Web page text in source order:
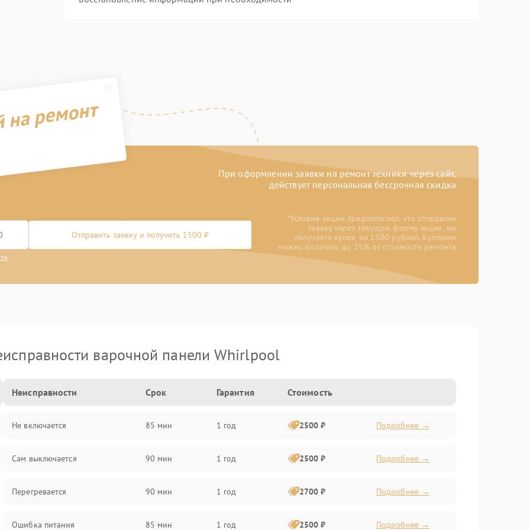
ремонт
При оформлении заявки на ремонт техники через сайт,
действует персональная бессрочная скидка
Отправить заявку и получить 1500 ₽
*Условия акции предполагают, что отправляя
заявку через текущую форму акции, вы
получаете купон на 1500 рублей. Купоном
можно оплатить до 25% от стоимости ремонта
варочной панели Whirlpool
Неисправности Срок Гарантия Стоимость
Не включается 85 мин 1 год 2500 ₽ Подробнее →
Сам выключается 90 мин 1 год 2500 ₽ Подробнее →
Перегревается 90 мин 1 год 2700 ₽ Подробнее →
Ошибка питания 85 мин 1 год 2500 ₽ Подробнее →